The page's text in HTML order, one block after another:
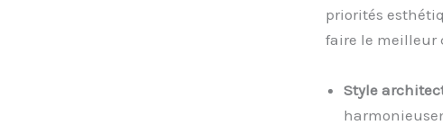
priorités
faire le meilleur
Style